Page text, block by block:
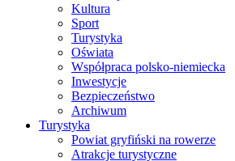
Kultura
Sport
Turystyka
Oświata
Współpraca polsko-niemiecka
Inwestycje
Bezpieczeństwo
Archiwum
Turystyka
Powiat gryfiński na rowerze
Atrakcje turystyczne